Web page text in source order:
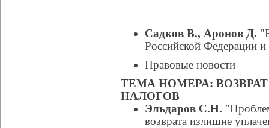
Садков В., Аронов Д.
Российской Федерации и
Правовые новости
ТЕМА НОМЕРА:
НАЛОГОВ
Эльдаров С.Н.
возврата излишне